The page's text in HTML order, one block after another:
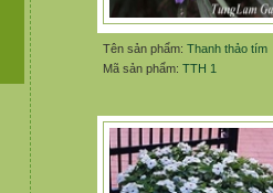
Tên sản phẩm: Thanh thảo tím
Mã sản phẩm: TTH 1